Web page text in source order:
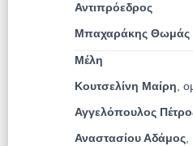
Αντιπρόεδρος
Μπαχαράκης Θωμάς
Μέλη
Κουτσελίνη Μαίρη ,
Αγγελόπουλος
Αναστασίου Αδάμος